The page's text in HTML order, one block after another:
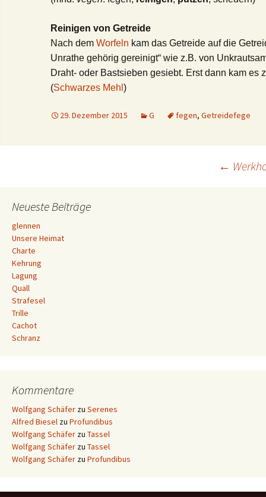
Reinigen von Getreide
Nach dem Worfeln kam das Getreide auf die
Unrathe gehörig gereinigt“ wie z.B. von
Draht- oder Bastsieben gesiebt. Erst dann kam es
(Schwarzes Mehl )
29. Dezember 2015 G fegen, Getreidefege
Navigation
←
Neueste Beiträge
glennen
Unsere Heimat
Charte
Kehrung
Lagung
Quall
Strafesel
Trille
Cachot
Schranz
Kommentare
Wolfgang Schäfer zu Serenes
Alfred Biesel zu Profundibus
Wolfgang Schäfer zu Tassel
Wolfgang Schäfer zu Tassel
Wolfgang Schäfer zu Profundibus